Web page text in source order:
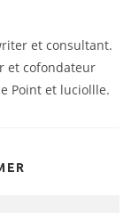
et consultant.
et cofondateur
Point et luciollle.